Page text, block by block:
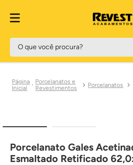
O que você procura?
Porcelanatos e
Revestimentos
Porcelanatos
Porcelanato Gales
Esmaltado Retificado